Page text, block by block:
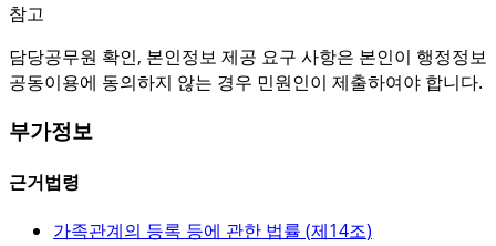
참고
담당공무원 확인, 본인정보 제공 요구 사항은 본인이 행정정보
공동이용에 동의하지 않는 경우 민원인이 제출하여야 합니다.
부가정보
근거법령
가족관계의 등록 등에 관한 법률 (제14조)